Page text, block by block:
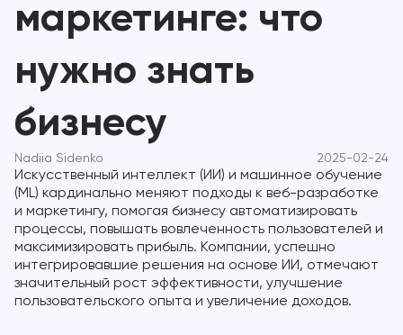
маркетинге: что
нужно знать
бизнесу
Nadiia Sidenko 2025-02-24
Искусственный интеллект (ИИ) и машинное обучение
(ML) кардинально меняют подходы к веб-разработке
и маркетингу, помогая бизнесу автоматизировать
процессы, повышать вовлеченность пользователей и
максимизировать прибыль. Компании, успешно
интегрировавшие решения на основе ИИ, отмечают
значительный рост эффективности, улучшение
пользовательского опыта и увеличение доходов.